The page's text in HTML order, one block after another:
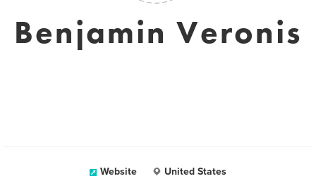
Benjamin Veronis
Website United States